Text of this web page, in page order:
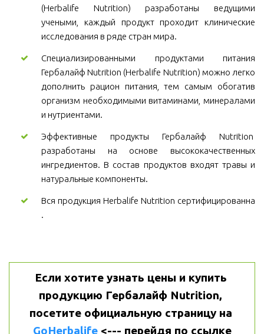
(Herbalife Nutrition) разработаны ведущими
учеными, каждый продукт проходит клинические
исследования в ряде стран мира.
Специализированными продуктами питания
Гербалайф Nutrition (Herbalife Nutrition) можно легко
дополнить рацион питания, тем самым обогатив
организм необходимыми витаминами, минералами
и нутриентами.
Эффективные продукты Гербалайф Nutrition
разработаны на основе высококачественных
ингредиентов. В состав продуктов входят травы и
натуральные компоненты.
Вся продукция Herbalife Nutrition сертифицированна
.
Если хотите узнать цены и купить
продукцию Гербалайф Nutrition,
GoHerbalife <--- перейдя по ссылке